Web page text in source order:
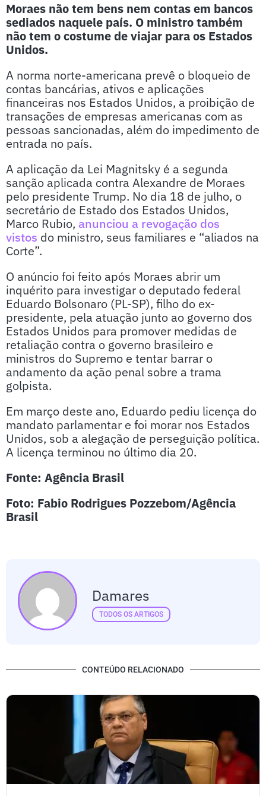
Moraes não tem bens nem contas em bancos
sediados naquele país. O ministro também
não tem o costume de viajar para os Estados
Unidos.
A norma norte-americana prevê o bloqueio de
contas bancárias, ativos e aplicações
financeiras nos Estados Unidos, a proibição de
transações de empresas americanas com as
pessoas sancionadas, além do impedimento de
entrada no país.
A aplicação da Lei Magnitsky é a segunda
sanção aplicada contra Alexandre de Moraes
pelo presidente Trump. No dia 18 de julho, o
secretário de Estado dos Estados Unidos,
Marco Rubio, anunciou a revogação dos
vistos do ministro, seus familiares e “aliados na
Corte”.
O anúncio foi feito após Moraes abrir um
inquérito para investigar o deputado federal
Eduardo Bolsonaro (PL-SP), filho do ex-
presidente, pela atuação junto ao governo dos
Estados Unidos para promover medidas de
retaliação contra o governo brasileiro e
ministros do Supremo e tentar barrar o
andamento da ação penal sobre a trama
golpista.
Em março deste ano, Eduardo pediu licença do
mandato parlamentar e foi morar nos Estados
Unidos, sob a alegação de perseguição política.
A licença terminou no último dia 20.
Fonte: Agência Brasil
Foto: Fabio Rodrigues Pozzebom/Agência
Brasil
Damares
TODOS OS ARTIGOS
CONTEÚDO RELACIONADO